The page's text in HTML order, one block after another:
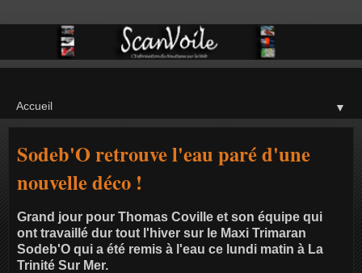
▼
Sodeb'O retrouve l'eau paré d'une
nouvelle déco !
Grand jour pour Thomas Coville et son équipe qui
ont travaillé dur tout l'hiver sur le Maxi Trimaran
Sodeb'O qui a été remis à l'eau ce lundi matin à La
Trinité Sur Mer.